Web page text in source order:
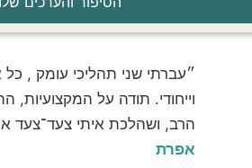
״עברתי שני תהליכי עומק ,
וייחודי. תודה על המקצועיות,
הרב, ושהלכת איתי צעד־צעד
אפרת